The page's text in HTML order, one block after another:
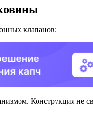
клапанов:
Конструкция не